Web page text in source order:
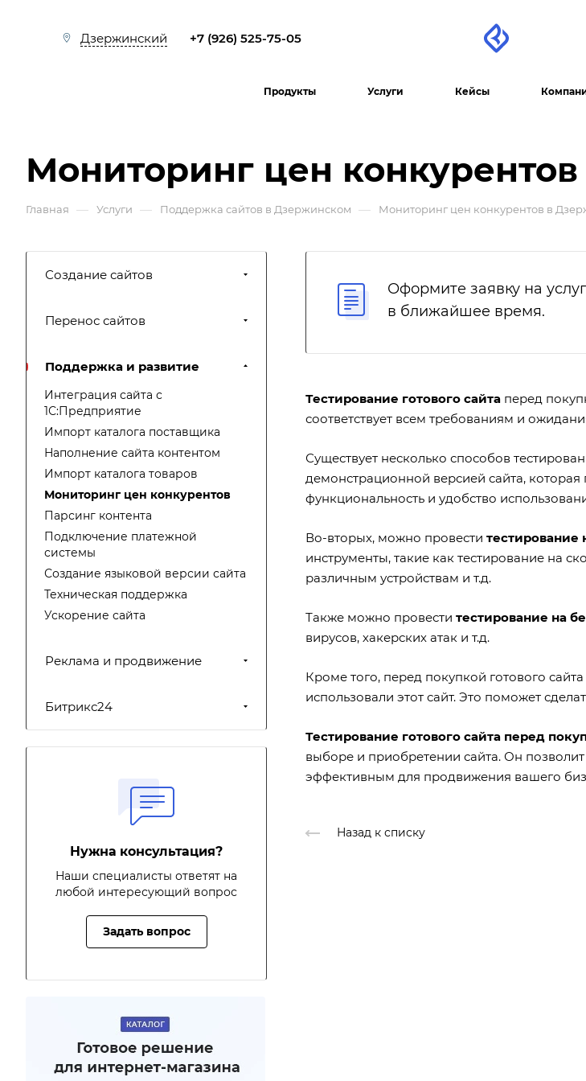
Дзержинский +7 (926) 525-75-05
Продукты Услуги Кейсы
Мониторинг цен
Главная — Услуги — Поддержка сайтов в Дзержинском — Мониторинг цен конкурентов в
Оформите заявку на
в ближайшее время.
Тестирование готового сайта перед
соответствует всем требованиям и
Существует несколько способов
демонстрационной версией сайта, которая
функциональность и удобство
Во-вторых, можно провести тестирование
инструменты, такие как тестирование на
различным устройствам и т.д.
Также можно провести тестирование на
вирусов, хакерских атак и т.д.
Кроме того, перед покупкой готового
использовали этот сайт. Это поможет
Тестирование готового сайта перед
выборе и приобретении сайта. Он
эффективным для продвижения вашего
Назад к списку
Создание сайтов
Перенос сайтов
Поддержка и развитие
Интеграция сайта с
1С:Предприятие
Импорт каталога поставщика
Наполнение сайта контентом
Импорт каталога товаров
Мониторинг цен конкурентов
Парсинг контента
Подключение платежной
системы
Создание языковой версии сайта
Техническая поддержка
Ускорение сайта
Реклама и продвижение
Битрикс24
Нужна консультация?
Наши специалисты ответят на
любой интересующий вопрос
Задать вопрос